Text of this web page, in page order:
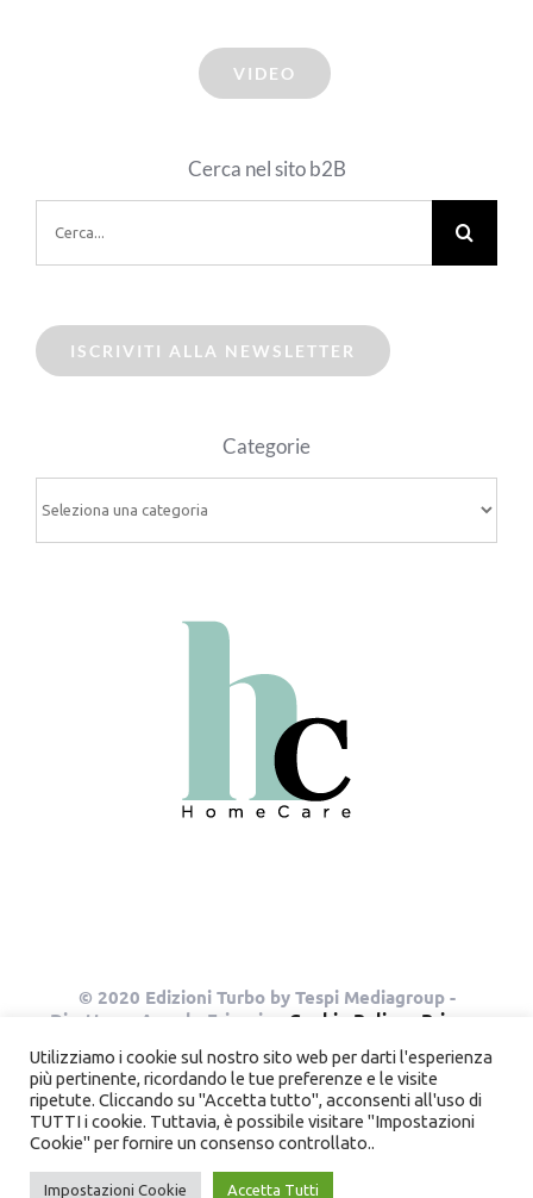
VIDEO
Cerca nel sito b2B
per:
ISCRIVITI ALLA NEWSLETTER
Categorie
© 2020 Edizioni Turbo by Tespi Mediagroup -
Direttore: Angelo Frigerio - Cookie Policy
Privacy
InstagramPinterest
Utilizziamo i cookie sul nostro sito web per darti l'esperienza
più pertinente, ricordando le tue preferenze e le visite
ripetute. Cliccando su "Accetta tutto", acconsenti all'uso di
TUTTI i cookie. Tuttavia, è possibile visitare "Impostazioni
Cookie" per fornire un consenso controllato..
Impostazioni Cookie Accetta Tutti